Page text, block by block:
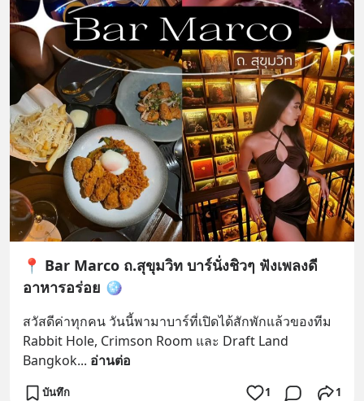
📍 Bar Marco ถ.สุขุมวิท บาร์นั่งชิวๆ ฟังเพลงดี
อาหารอร่อย 🪩
สวัสดีค่าทุกคน วันนี้พามาบาร์ที่เปิดได้สักพักแล้วของทีม
Rabbit Hole, Crimson Room และ Draft Land
Bangkok... อ่านต่อ
บันทึก 1 1